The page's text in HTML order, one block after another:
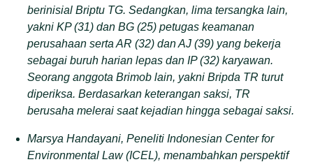
berinisial Briptu TG. Sedangkan, lima tersangka lain,
yakni KP (31) dan BG (25) petugas keamanan
perusahaan serta AR (32) dan AJ (39) yang bekerja
sebagai buruh harian lepas dan IP (32) karyawan.
Seorang anggota Brimob lain, yakni Bripda TR turut
diperiksa. Berdasarkan keterangan saksi, TR
berusaha melerai saat kejadian hingga sebagai saksi.
Marsya Handayani, Peneliti Indonesian Center for
Environmental Law (ICEL), menambahkan perspektif